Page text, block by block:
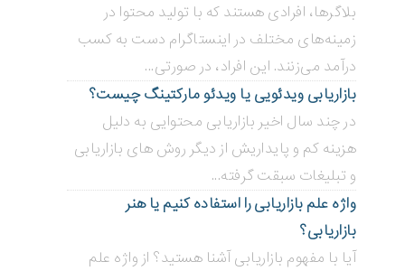
بلاگر‌ها، افرادی هستند که با تولید محتوا در
زمینه‌های مختلف در اینستاگرام دست به کسب
درآمد می‌زنند. این افراد، در صورتی...
بازاریابی ویدئویی ‌یا ویدئو مارکتینگ چیست؟
در چند سال اخیر بازاریابی محتوایی به دلیل
هزینه کم و پایداریش از دیگر روش های بازاریابی
و تبلیغات سبقت گرفته...
واژه علم بازاریابی را استفاده کنیم یا هنر
بازاریابی؟
آیا با مفهوم بازاریابی آشنا هستید؟ از واژه علم